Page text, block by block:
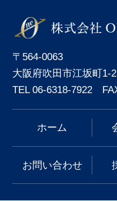
〒564-0063
大阪府吹田市江坂町1-
TEL 06-6318-7922
ホーム
お問い合わせ